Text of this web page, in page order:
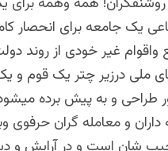
یک جامعه برای انحصار
غیر خودی از روند
ملی درزیر چتر یک قوم و
و به پیش برده میشود
داران و معامله گران